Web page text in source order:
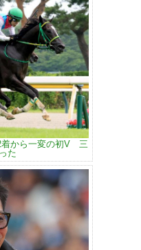
着から一変の初V 三
た